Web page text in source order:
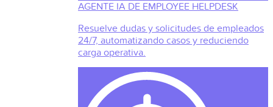
AGENTE IA DE EMPLOYEE HELPDESK
Resuelve dudas y solicitudes de empleados
24/7, automatizando casos y reduciendo
carga operativa.